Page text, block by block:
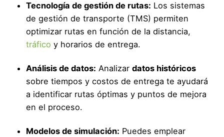
Tecnología de gestión de rutas: Los sistemas
de gestión de transporte (TMS) permiten
optimizar rutas en función de la distancia,
tráfico y horarios de entrega.
Análisis de datos: Analizar datos históricos
sobre tiempos y costos de entrega te ayudará
a identificar rutas óptimas y puntos de mejora
en el proceso.
Modelos de simulación: Puedes emplear